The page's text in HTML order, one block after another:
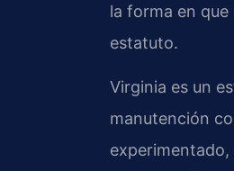
la forma en
estatuto.
Virginia es un
manutención